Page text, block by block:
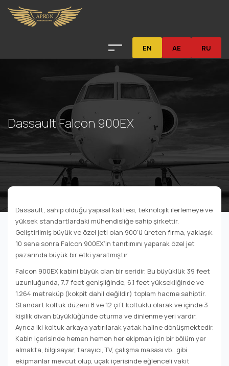
EN AE RU
Dassault Falcon 900EX
Dassault, sahip olduğu yapısal kalitesi, teknolojik ilerlemeye ve
yüksek standartlardaki mühendisliğe sahip şirkettir.
Geliştirilmiş büyük ve özel jeti olan 900’ü üreten firma, yaklaşık
10 sene sonra Falcon 900EX’in tanıtımını yaparak özel jet
pazarında büyük bir etki yaratmıştır.
Falcon 900EX kabini büyük olan bir seridir. Bu büyüklük 39 feet
uzunluğunda, 7.7 feet genişliğinde, 6.1 feet yüksekliğinde ve
1.264 metreküp (kokpit dahil değildir) toplam hacme sahiptir.
Standart koltuk düzeni 8 ve 12 çift koltuklu olarak ve içinde 3
kişilik divan büyüklüğünde oturma ve dinlenme yeri vardır.
Ayrıca iki koltuk arkaya yatırılarak yatak haline dönüşmektedir.
Kabin içerisinde hemen hemen her ekipman için bir bölüm yer
almakta, bilgisayar, tarayıcı, TV, çalışma masası vb.. gibi
ekipmanlar mevcut olup, uçak içerisinde eğlenceli vakit